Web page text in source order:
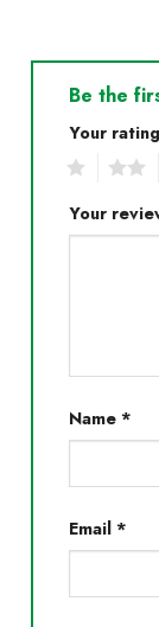
Be the
Your rating
Your
Name *
Email *